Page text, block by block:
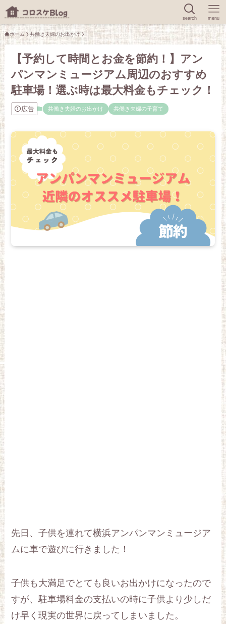
search menu
ホーム 共働き夫婦のお出かけ
【予約して時間とお金を節約！】アン
パンマンミュージアム周辺のおすすめ
駐車場！選ぶ時は最大料金もチェック！
広告 共働き夫婦のお出かけ 共働き夫婦の子育て
先日、子供を連れて横浜アンパンマンミュージア
ムに車で遊びに行きました！
子供も大満足でとても良いお出かけになったので
すが、駐車場料金の支払いの時に子供より少しだ
け早く現実の世界に戻ってしまいました。